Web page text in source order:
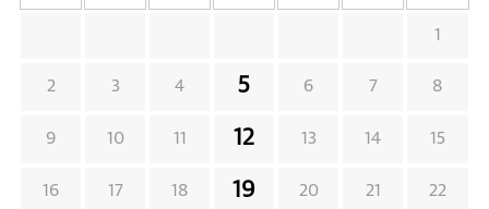
1
2 3 4 5 6 7 8
9 10 11 12 13 14 15
16 17 18 19 20 21 22